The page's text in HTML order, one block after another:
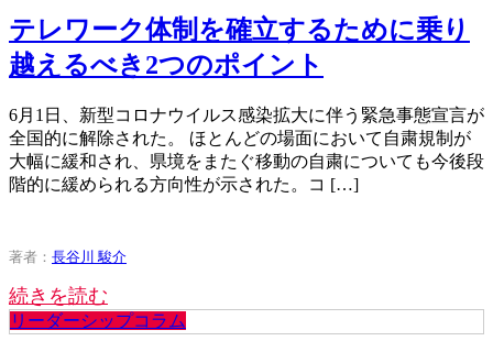
テレワーク体制を確立するために乗り
越えるべき2つのポイント
6月1日、新型コロナウイルス感染拡大に伴う緊急事態宣言が
全国的に解除された。 ほとんどの場面において自粛規制が
大幅に緩和され、県境をまたぐ移動の自粛についても今後段
階的に緩められる方向性が示された。コ […]
著者： 長谷川 駿介
続きを読む
リーダーシップコラム